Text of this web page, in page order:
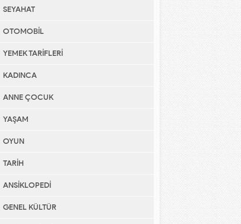
SEYAHAT
OTOMOBIL
YEMEK TARIFLERI
KADINCA
ANNE ÇOCUK
YAŞAM
OYUN
TARIH
ANSIKLOPEDI
GENEL KÜLTÜR